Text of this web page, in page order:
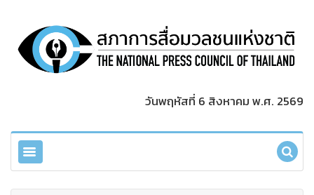
วันพฤหัสที่ 6 สิงหาคม พ.ศ. 2569